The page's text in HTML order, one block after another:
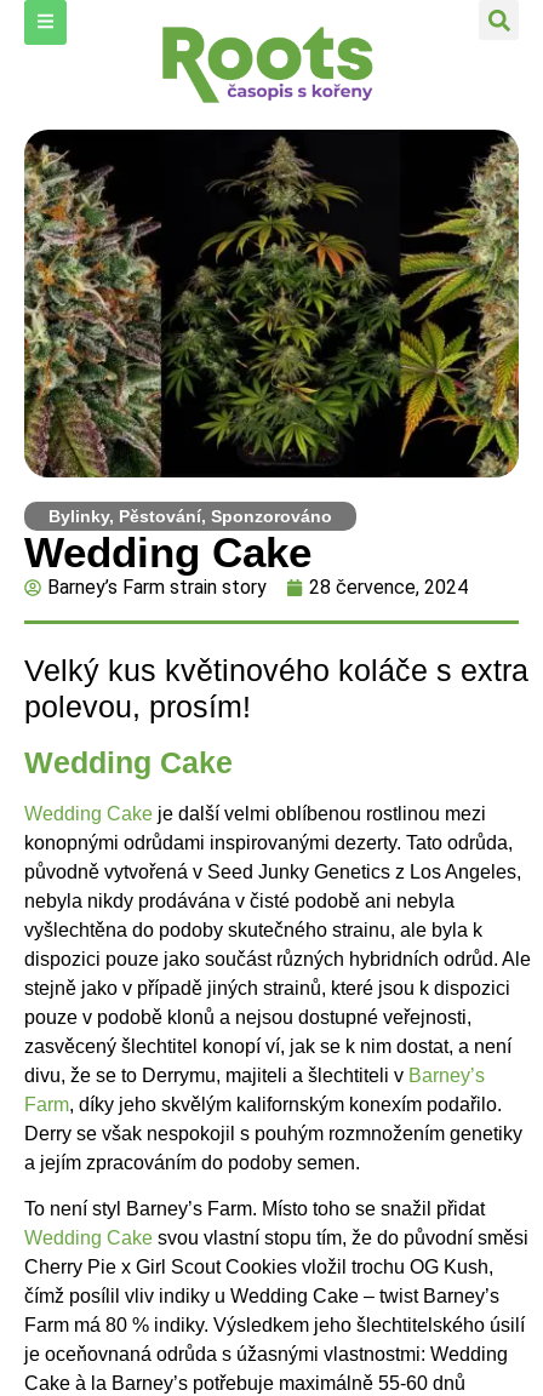
Bylinky, Pěstování, Sponzorováno
Wedding Cake
Barney’s Farm strain story 28 července, 2024
Velký kus květinového koláče s extra
polevou, prosím!
Wedding Cake
Wedding Cake je další velmi oblíbenou rostlinou mezi
konopnými odrůdami inspirovanými dezerty. Tato odrůda,
původně vytvořená v Seed Junky Genetics z Los Angeles,
nebyla nikdy prodávána v čisté podobě ani nebyla
vyšlechtěna do podoby skutečného strainu, ale byla k
dispozici pouze jako součást různých hybridních odrůd. Ale
stejně jako v případě jiných strainů, které jsou k dispozici
pouze v podobě klonů a nejsou dostupné veřejnosti,
zasvěcený šlechtitel konopí ví, jak se k nim dostat, a není
divu, že se to Derrymu, majiteli a šlechtiteli v Barney’s
Farm, díky jeho skvělým kalifornským konexím podařilo.
Derry se však nespokojil s pouhým rozmnožením genetiky
a jejím zpracováním do podoby semen.
To není styl Barney’s Farm. Místo toho se snažil přidat
Wedding Cake svou vlastní stopu tím, že do původní směsi
Cherry Pie x Girl Scout Cookies vložil trochu OG Kush,
čímž posílil vliv indiky u Wedding Cake – twist Barney’s
Farm má 80 % indiky. Výsledkem jeho šlechtitelského úsilí
je oceňovnaná odrůda s úžasnými vlastnostmi: Wedding
Cake à la Barney’s potřebuje maximálně 55-60 dnů